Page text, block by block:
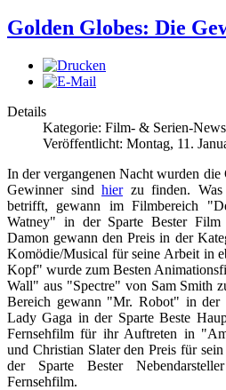
Golden Globes: Die
Details
Kategorie: Film- & Serien-News
Veröffentlicht: Montag, 11.
In der vergangenen Nacht wurden
Gewinner sind hierzu finden. Was
betrifft, gewann im Filmbereich
Watney" in der Sparte Bester
Damon gewann den Preis in der
Komödie/Musical für seine Arbeit in
Kopf" wurde zum Besten
Wall" aus "Spectre" von Sam Smith
Bereich gewann "Mr. Robot" in der
Lady Gaga in der Sparte Beste
Fernsehfilm für ihr Auftreten in
und Christian Slater den Preis für
der Sparte Bester
Fernsehfilm.